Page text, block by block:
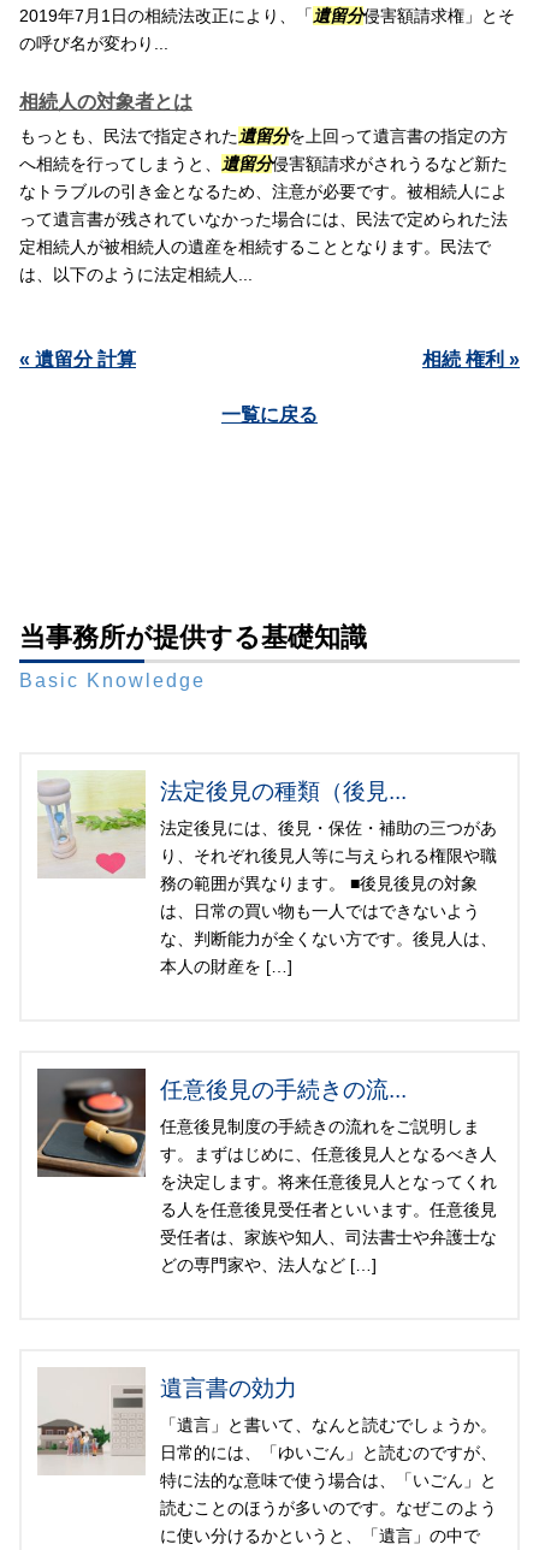
2019年7月1日の相続法改正により、「遺留分侵害額請求権」とそ
の呼び名が変わり...
相続人の対象者とは
もっとも、民法で指定された遺留分を上回って遺言書の指定の方
へ相続を行ってしまうと、 遺留分侵害額請求がされうるなど新た
なトラブルの引き金となるため、注意が必要です。被相続人によ
って遺言書が残されていなかった場合には、民法で定められた法
定相続人が被相続人の遺産を相続することとなります。民法で
は、以下のように法定相続人...
« 遺留分 計算 相続 権利 »
一覧に戻る
当事務所が提供する基礎知識
Basic Knowledge
法定後見の種類（後見...
法定後見には、後見・保佐・補助の三つがあ
り、それぞれ後見人等に与えられる権限や職
務の範囲が異なります。 ■後見後見の対象
は、日常の買い物も一人ではできないよう
な、判断能力が全くない方です。後見人は、
本人の財産を […]
任意後見の手続きの流...
任意後見制度の手続きの流れをご説明しま
す。まずはじめに、任意後見人となるべき人
を決定します。将来任意後見人となってくれ
る人を任意後見受任者といいます。任意後見
受任者は、家族や知人、司法書士や弁護士な
どの専門家や、法人など […]
遺言書の効力
「遺言」と書いて、なんと読むでしょうか。
日常的には、「ゆいごん」と読むのですが、
特に法的な意味で使う場合は、「いごん」と
読むことのほうが多いのです。なぜこのよう
に使い分けるかというと、「遺言」の中で